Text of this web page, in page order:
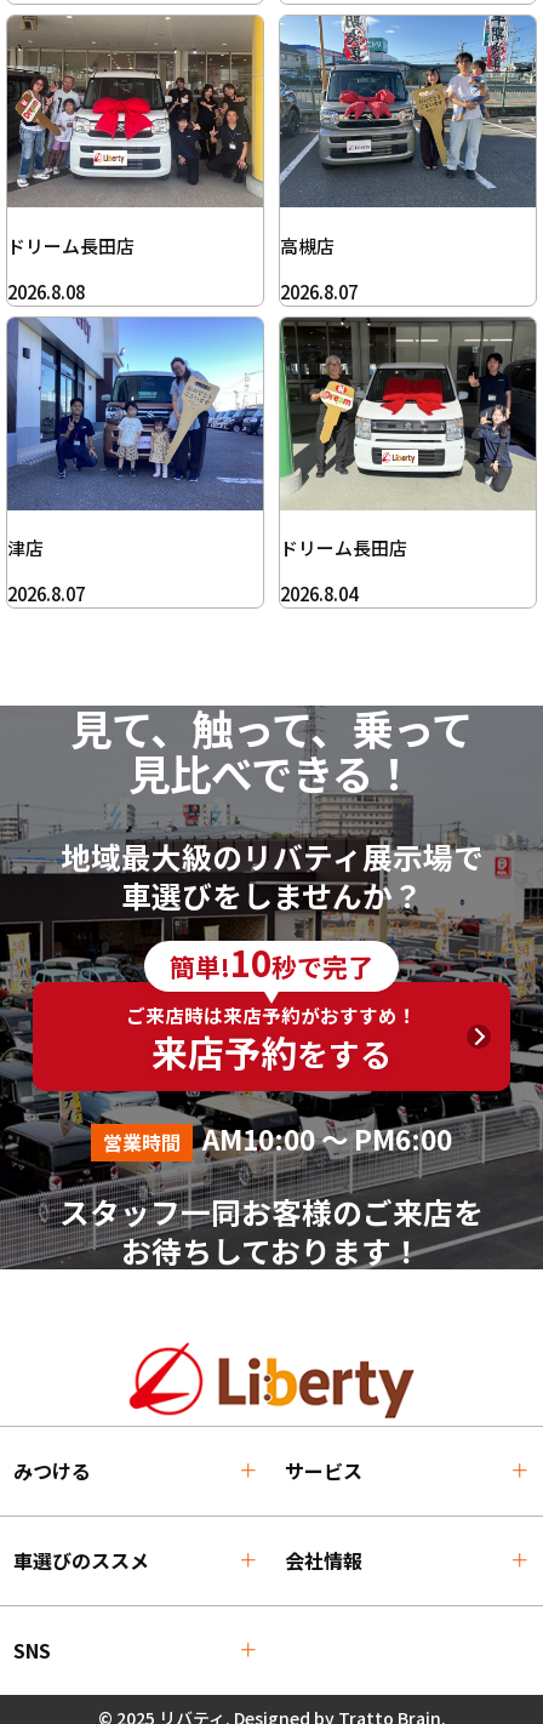
ドリーム長田店
2026.8.08
高槻店
2026.8.07
津店
2026.8.07
ドリーム長田店
2026.8.04
見て、触って、乗って
見比べできる！
地域最大級のリバティ展示場で
車選びをしませんか？
簡単!10秒で完了
ご来店時は来店予約がおすすめ！
来店予約をする
営業時間 AM10:00 ～ PM6:00
スタッフ一同お客様のご来店を
お待ちしております！
みつける サービス
車選びのススメ 会社情報
SNS
© 2025 リバティ. Designed by Tratto Brain.